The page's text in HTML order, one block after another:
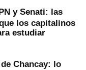
y Senati: las
los capitalinos
estudiar
Chancay: lo